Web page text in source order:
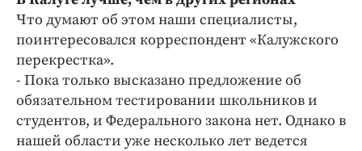
Что думают об этом наши специалисты,
поинтересовался корреспондент «Калужского
перекрестка».
- Пока только высказано предложение об
обязательном тестировании школьников и
студентов, и Федерального закона нет. Однако в
нашей области уже несколько лет ведется